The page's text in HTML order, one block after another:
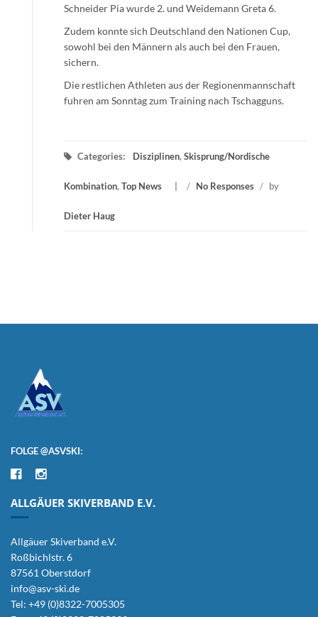
Schneider Pia wurde 2. und Weidemann Greta 6.
Zudem konnte sich Deutschland den Nationen Cup,
sowohl bei den Männern als auch bei den Frauen,
sichern.
Die restlichen Athleten aus der Regionenmannschaft
fuhren am Sonntag zum Training nach Tschagguns.
Categories: Disziplinen, Skisprung/Nordische
Kombination, Top News / No Responses / by
Dieter Haug
FOLGE @ASVSKI:
ALLGÄUER SKIVERBAND E.V.
Allgäuer Skiverband e.V.
Roßbichlstr. 6
87561 Oberstdorf
info@asv-ski.de
Tel: +49 (0)8322-7005305